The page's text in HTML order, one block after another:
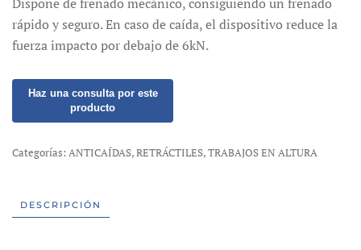
rápido y seguro. En caso de caída, el dispositivo reduce la
fuerza impacto por debajo de 6kN.
Categorías: ANTICAÍDAS,RETRÁCTILES,TRABAJOS EN ALTURA
DESCRIPCIÓN